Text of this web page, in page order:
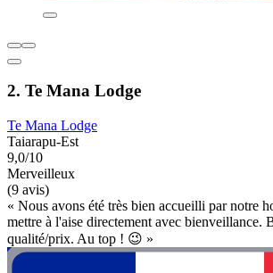
2. Te Mana Lodge
Te Mana Lodge
Taiarapu-Est
9,0/10
Merveilleux
(9 avis)
« Nous avons été très bien accueilli par notre
mettre à l'aise directement avec bienveillance.
qualité/prix. Au top ! 😉 »